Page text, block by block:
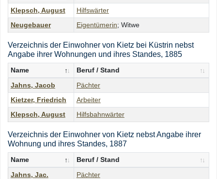
Klepsch, August
Hilfswärter
Neugebauer
Eigentümerin; Witwe
Verzeichnis der Einwohner von Kietz bei Küstrin nebst
Angabe ihrer Wohnungen und ihres Standes, 1885
Name
Beruf / Stand
Jahns, Jacob
Pächter
Kietzer, Friedrich
Arbeiter
Klepsch, August Hilfsbahnwärter
Verzeichnis der Einwohner von Kietz nebst Angabe ihrer
Wohnung und ihres Standes, 1887
Name
Beruf / Stand
Jahns, Jac.
Pächter